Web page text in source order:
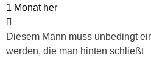
1 Monat her
Diesem Mann muss unbedingt
werden, die man hinten schließt